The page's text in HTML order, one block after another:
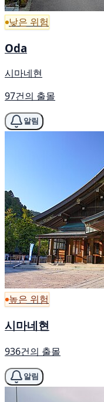
낮은 위험
Oda
시마네현
97건의 출몰
알림
높은 위험
시마네현
936건의 출몰
알림